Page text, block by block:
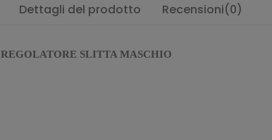
Dettagli del prodotto Recensioni(0)
REGOLATORE SLITTA MASCHIO